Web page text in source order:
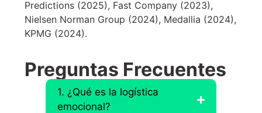
Predictions (2025), Fast Company (2023),
Nielsen Norman Group (2024), Medallia (2024),
KPMG (2024).
Preguntas Frecuentes
1. ¿Qué es la logística
emocional?